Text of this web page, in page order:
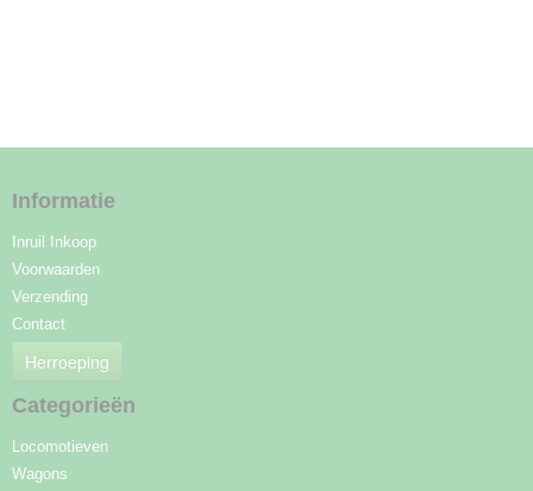
Informatie
Inruil Inkoop
Voorwaarden
Verzending
Contact
Herroeping
Categorieën
Locomotieven
Wagons